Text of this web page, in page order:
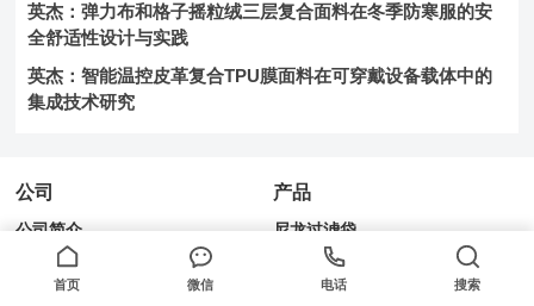
英杰：弹力布和格子摇粒绒三层复合面料在冬季防寒服的安
全舒适性设计与实践
英杰：智能温控皮革复合TPU膜面料在可穿戴设备载体中的
集成技术研究
公司
公司简介
新闻动态
企业文化
产品
尼龙过滤袋
PE过滤袋
PP过滤袋
首页 微信 电话 搜索